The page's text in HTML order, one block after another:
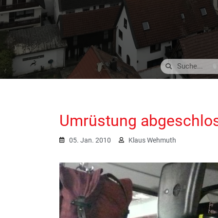
Umrüstung
05. Jan. 2010 Klaus Wehmuth